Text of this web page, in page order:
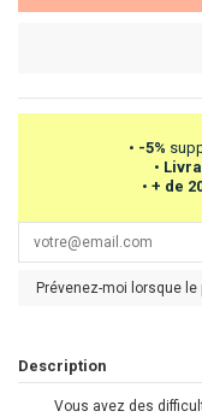
• -5%
•
• + de
Prévenez-moi lorsque
Description
Vous avez des